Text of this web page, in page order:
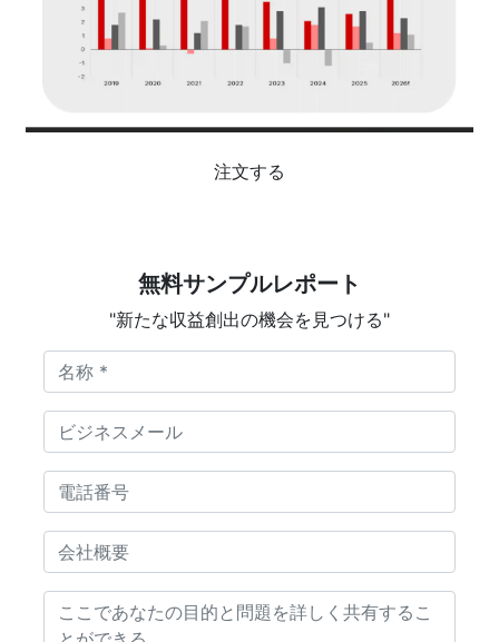
注文する
無料サンプルレポート
"新たな収益創出の機会を見つける"